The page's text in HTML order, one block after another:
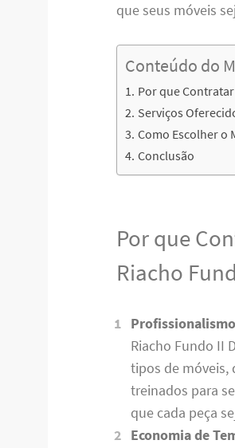
que seus móveis
Conteúdo do
Por que
Serviços
Como Escolher o
Conclusão
Por que
Riacho
Riacho Fundo II
tipos de móveis,
treinados para
que cada peça
Economia de